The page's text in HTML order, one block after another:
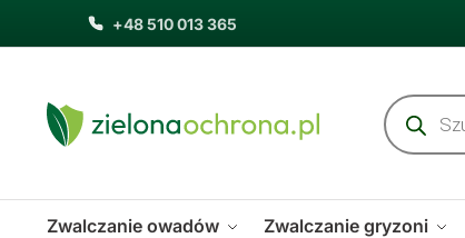
+48 510 013 365
Zwalczanie owadów Zwalczanie gryzoni